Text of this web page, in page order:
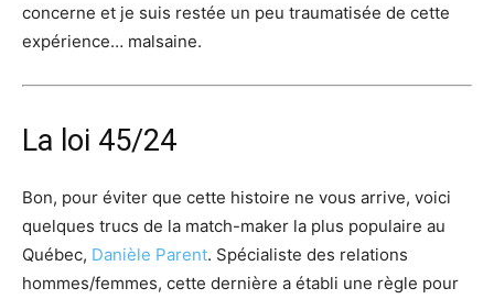
concerne et je suis restée un peu traumatisée de cette
expérience… malsaine.
La loi 45/24
Bon, pour éviter que cette histoire ne vous arrive, voici
quelques trucs de la match-maker la plus populaire au
Québec, Danièle Parent. Spécialiste des relations
hommes/femmes, cette dernière a établi une règle pour